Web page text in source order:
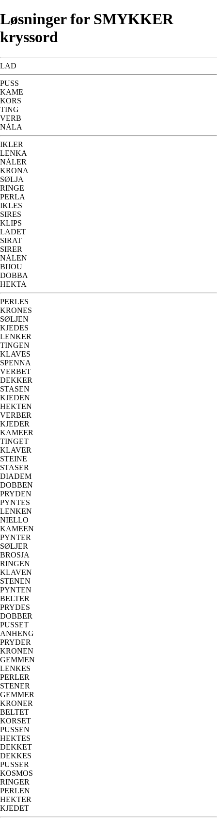
Løsninger for SMYKKER
kryssord
LAD
PUSS
KAME
KORS
TING
VERB
NÅLA
IKLER
LENKA
NÅLER
KRONA
SØLJA
RINGE
PERLA
IKLES
SIRES
KLIPS
LADET
SIRAT
SIRER
NÅLEN
BIJOU
DOBBA
HEKTA
PERLES
KRONES
SØLJEN
KJEDES
LENKER
TINGEN
KLAVES
SPENNA
VERBET
DEKKER
STASEN
KJEDEN
HEKTEN
VERBER
KJEDER
KAMEER
TINGET
KLAVER
STEINE
STASER
DIADEM
DOBBEN
PRYDEN
PYNTES
LENKEN
NIELLO
KAMEEN
PYNTER
SØLJER
BROSJA
RINGEN
KLAVEN
STENEN
PYNTEN
BELTER
PRYDES
DOBBER
PUSSET
ANHENG
PRYDER
KRONEN
GEMMEN
LENKES
PERLER
STENER
GEMMER
KRONER
BELTET
KORSET
PUSSEN
HEKTES
DEKKET
DEKKES
PUSSER
KOSMOS
RINGER
PERLEN
HEKTER
KJEDET